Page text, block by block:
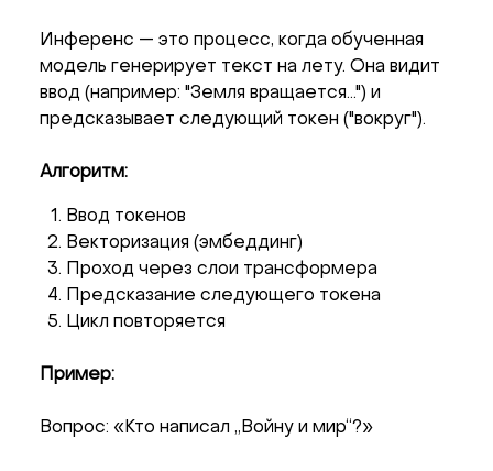
Инференс — это процесс, когда обученная
модель генерирует текст на лету. Она видит
ввод (например: "Земля вращается...") и
предсказывает следующий токен ("вокруг").
Алгоритм:
Ввод токенов
Векторизация (эмбеддинг)
Проход через слои трансформера
Предсказание следующего токена
Цикл повторяется
Пример:
Вопрос: «Кто написал „Войну и мир“?»